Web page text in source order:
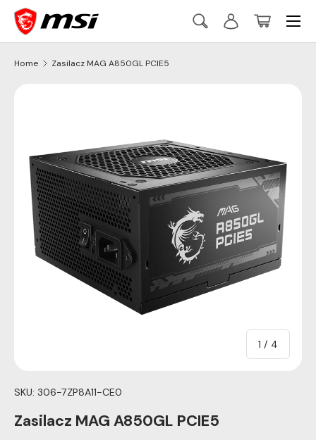
Skip to content
Szukaj
SearchLog inBasket
Menu
Home Zasilacz MAG A850GL PCIE5
1 / of
4
SKU: 306-7ZP8A11-CE0
Zasilacz MAG A850GL PCIE5